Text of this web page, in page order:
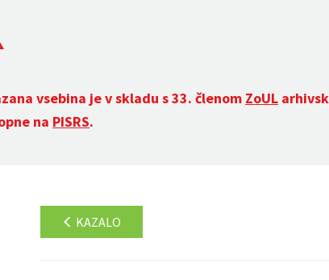
vsebina je v skladu s 33. členom ZoUL
na PISRS.
KAZALO